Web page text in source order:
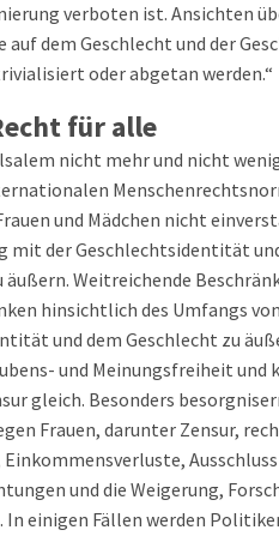
verboten ist. Ansichten
auf dem Geschlecht und der
oder abgetan werden.“
für alle
nicht mehr und nicht
und Mädchen nicht
mit der Geschlechtsidentität
äußern. Weitreichende
hinsichtlich des Umfangs
und dem Geschlecht zu
und Meinungsfreiheit
gleich. Besonders
Frauen, darunter Zensur,
und die Weigerung,
einigen Fällen werden